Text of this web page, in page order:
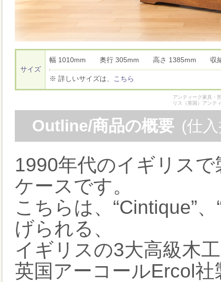
サイズ
幅 1010mm 奥行 305mm 高さ 1385mm 収納
※ 詳しいサイズは、 こちら
アンティーク家具・
リス（英国）アンテ
Outline/商品の概要 (仕
1990年代のイギリス
ケースです。
こちらは、“Cintique”
げられる、
イギリスの3大高級木
英国アーコールErcol